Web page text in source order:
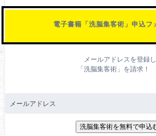
電子書籍「洗脳集客術」申込フ
メールアドレスを登録
「洗脳集客術」を請求！